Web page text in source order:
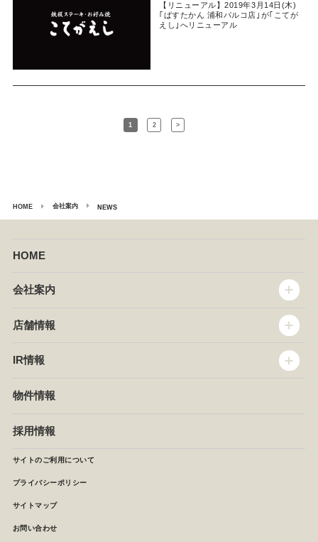
【リニューアル】2019年3月14日(木)
｢ぱすたかん 浦和パルコ店｣が｢こてが
えし｣へリニューアル
1 2 >
HOME 会社案内 NEWS
HOME
会社案内
企業情報
セントラルキッチン
NEWS
店舗情報
椿屋珈琲
イタリアンダイニングDONA
店舗検索
IR情報
IRニュース
月次報告
決算短信
株主の皆様へ
よくあるご質問 (株主優待制度)
物件情報
採用情報
サイトのご利用について
プライバシーポリシー
サイトマップ
お問い合わせ